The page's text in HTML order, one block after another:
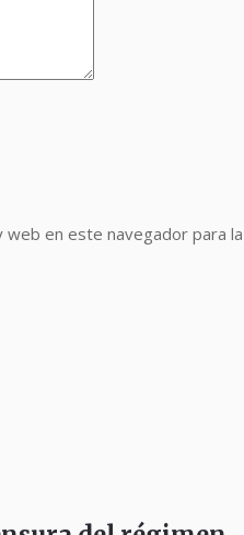
en este navegador para